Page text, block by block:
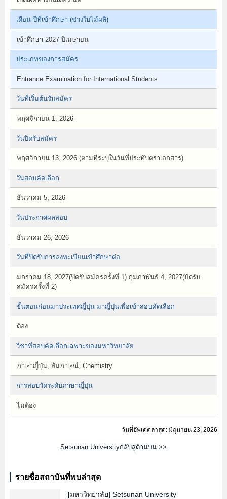
เดือน ปีที่เข้าศึกษา (ช่วงใบไม้ผลิ)
เข้าศึกษา 2027 ปีเมษายน
ประเภทของการสมัคร
Entrance Examination for International Students
วันที่เริ่มต้นรับสมัคร
พฤศจิกายน 1, 2026
วันปิดรับสมัคร
พฤศจิกายน 13, 2026 (ตามที่ระบุในวันที่ประทับตราเอกสาร)
วันสอบคัดเลือก
ธันวาคม 5, 2026
วันประกาศผลสอบ
ธันวาคม 26, 2026
วันที่ปิดรับการลงทะเบียนเข้าศึกษาต่อ
มกราคม 18, 2027(ปิดรับสมัครครั้งที่ 1) กุมภาพันธ์ 4, 2027(ปิดรับ
สมัครครั้งที่ 2)
ขั้นตอนก่อนมาประเทศญี่ปุ่น-มาญี่ปุ่นเพื่อเข้าสอบคัดเลือก
ต้อง
วิชาที่สอบคัดเลือกเฉพาะของมหาวิทยาลัย
ภาษาญี่ปุ่น, สัมภาษณ์, Chemistry
การสอบวัดระดับภาษาญี่ปุ่น
ไม่ต้อง
วันที่อัพเดตล่าสุด: มิถุนายน 23, 2026
Setsunan Universityกลับสู่ด้านบน >>
รายชื่อสถาบันที่พบล่าสุด
[มหาวิทยาลัย] Setsunan University